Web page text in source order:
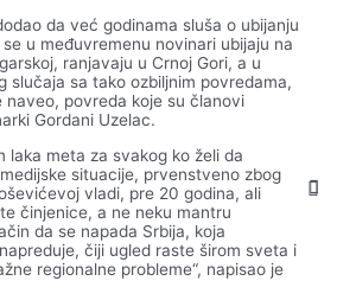
da već godinama sluša o ubijanju
u međuvremenu novinari ubijaju na
ranjavaju u Crnoj Gori, a u
slučaja sa tako ozbiljnim povredama,
naveo, povreda koje su članovi
Gordani Uzelac.
laka meta za svakog ko želi da
situacije, prvenstveno zbog
vladi, pre 20 godina, ali
činjenice, a ne neku mantru
da se napada Srbija, koja
čiji ugled raste širom sveta i
regionalne probleme“, napisao je